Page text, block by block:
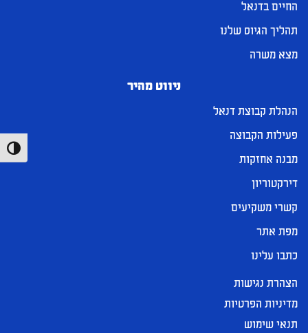
החיים בדנאל
תהליך הגיוס שלנו
מצא משרה
ניווט מהיר
הנהלת קבוצת דנאל
פעילות הקבוצה
מבנה אחזקות
דירקטוריון
קשרי משקיעים
מפת אתר
כתבו עלינו
הצהרת נגישות
מדיניות הפרטיות
תנאי שימוש